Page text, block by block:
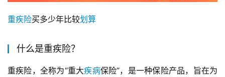
重疾险买多少年比较划算
什么是重疾险？
重疾险，全称为“重大疾病保险”，是一种保险产品，旨在为